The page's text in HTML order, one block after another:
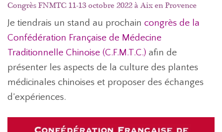
Congrès FNMTC 11-13 octobre 2022 à Aix en Provence
Je tiendrais un stand au prochain congrès de la
Confédération Française de Médecine
Traditionnelle Chinoise (C.F.M.T.C.) afin de
présenter les aspects de la culture des plantes
médicinales chinoises et proposer des échanges
d’expériences.